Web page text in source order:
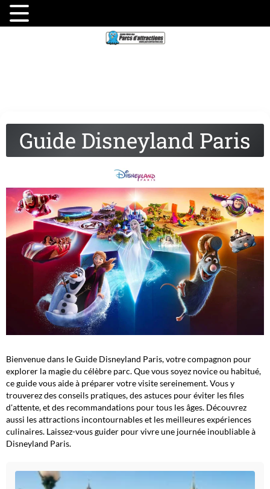
Guide Disneyland Paris
Bienvenue dans le Guide Disneyland Paris, votre compagnon pour
explorer la magie du célèbre parc. Que vous soyez novice ou habitué,
ce guide vous aide à préparer votre visite sereinement. Vous y
trouverez des conseils pratiques, des astuces pour éviter les files
d'attente, et des recommandations pour tous les âges. Découvrez
aussi les attractions incontournables et les meilleures expériences
culinaires. Laissez-vous guider pour vivre une journée inoubliable à
Disneyland Paris.